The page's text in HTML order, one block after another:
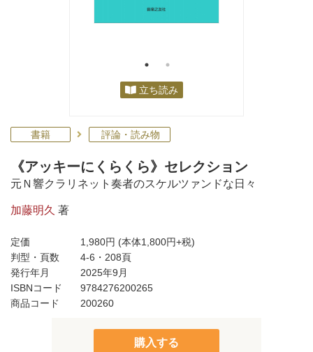
立ち読み
書籍 評論・読み物
《アッキーにくらくら》セレクション
元Ｎ響クラリネット奏者のスケルツァンドな日々
加藤明久 著
定価 1,980円 (本体1,800円+税)
判型・頁数
4-6・208頁
発行年月
2025年9月
ISBNコード
9784276200265
商品コード
200260
購入する